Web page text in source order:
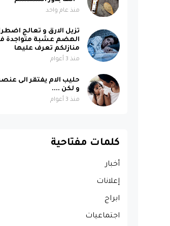
منذ عام واحد
تزيل الارق و تعالج
الهضم عشبة متواجدة
منازلكم تعرف عليها
منذ 3 أعوام
حليب الام يفتقر الى
و لكن ....
منذ 3 أعوام
كلمات مفتاحية
أخبار
إعلانات
ابراج
اجتماعيات